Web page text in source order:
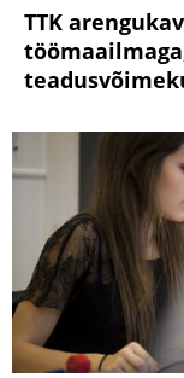
TTK